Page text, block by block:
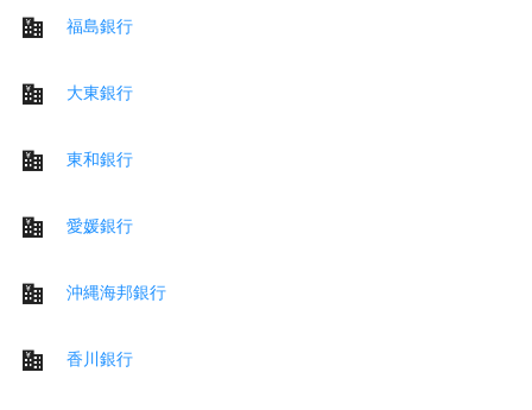
福島銀行
大東銀行
東和銀行
愛媛銀行
沖縄海邦銀行
香川銀行